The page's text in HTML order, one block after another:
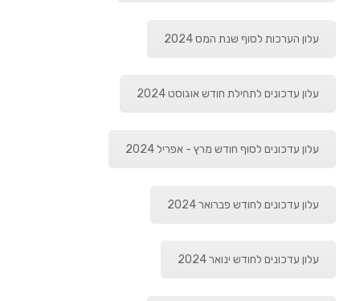
עלון הערכות לסוף שנת המס 2024
עלון עדכונים לתחילת חודש אוגוסט 2024
עלון עדכונים לסוף חודש מרץ - אפריל 2024
עלון עדכונים לחודש פברואר 2024
עלון עדכונים לחודש ינואר 2024